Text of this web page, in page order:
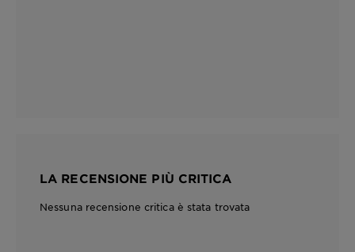
LA RECENSIONE PIÙ CRITICA
Nessuna recensione critica è stata trovata